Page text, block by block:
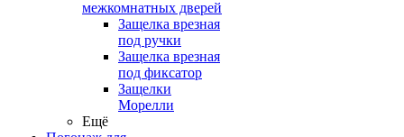
межкомнатных дверей
Защелка врезная
под ручки
Защелка врезная
под фиксатор
Защелки
Морелли
Ещё